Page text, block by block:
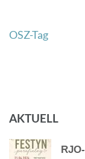
OSZ-Tag
AKTUELL